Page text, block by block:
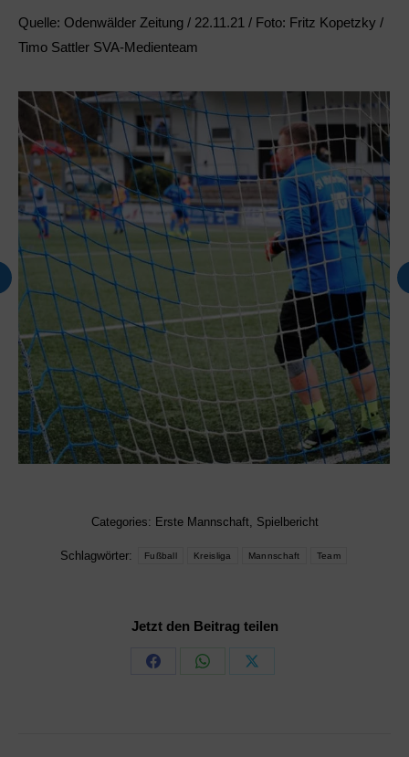
Quelle: Odenwälder Zeitung / 22.11.21 / Foto: Fritz Kopetzky /
Timo Sattler SVA-Medienteam
Categories: Erste Mannschaft, Spielbericht
Schlagwörter: Fußball Kreisliga Mannschaft Team
Jetzt den Beitrag teilen
Share
Share
Share